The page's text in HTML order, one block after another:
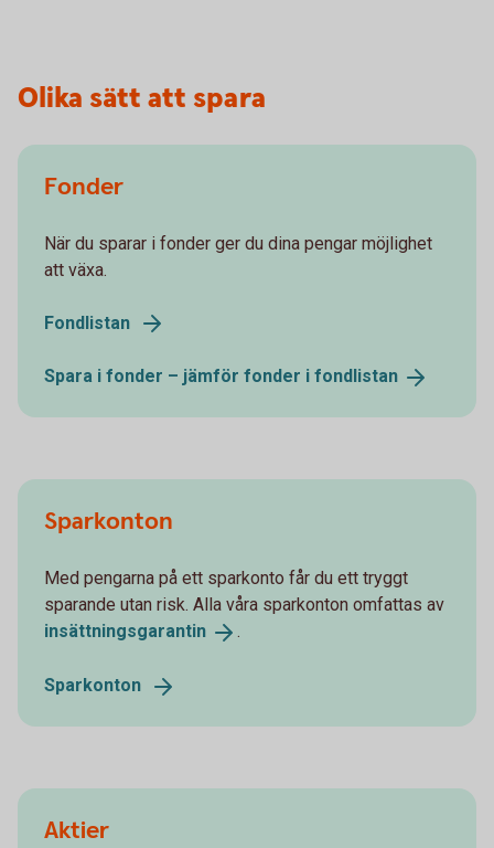
Olika sätt att spara
Fonder
När du sparar i fonder ger du dina pengar möjlighet
att växa.
Fondlistan
Spara i fonder – jämför fonder i fondlistan
Sparkonton
Med pengarna på ett sparkonto får du ett tryggt
sparande utan risk. Alla våra sparkonton omfattas av
insättningsgarantin
.
Sparkonton
Aktier